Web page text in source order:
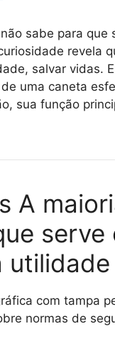
sabe para
revela
salvar vidas.
uma caneta
sua função
A
com tampa
normas de